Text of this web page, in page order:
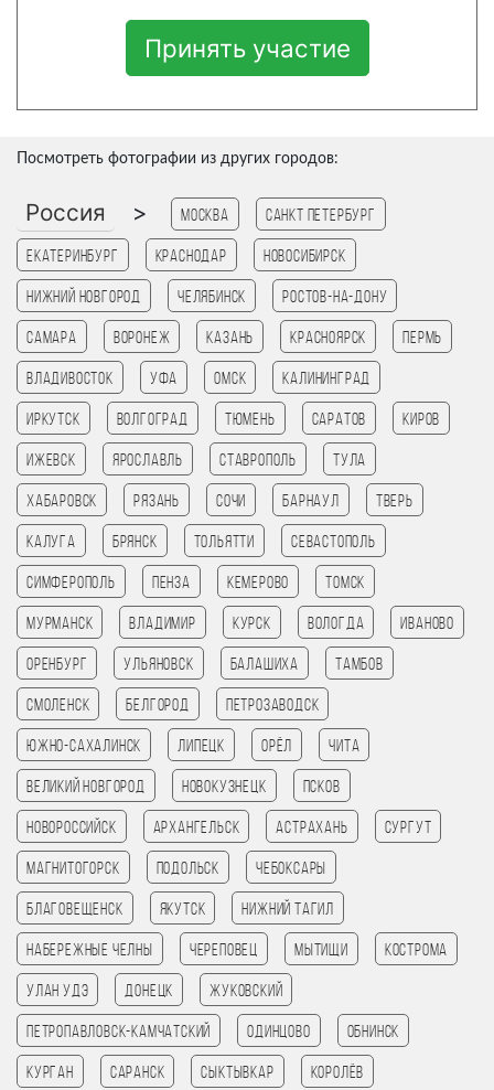
Принять участие
Посмотреть фотографии из других городов:
Россия > Москва Санкт Петербург
Екатеринбург Краснодар Новосибирск
Нижний Новгород Челябинск Ростов-на-Дону
Самара Воронеж Казань Красноярск Пермь
Владивосток Уфа Омск Калининград
Иркутск Волгоград Тюмень Саратов Киров
Ижевск Ярославль Ставрополь Тула
Хабаровск Рязань Сочи Барнаул Тверь
Калуга Брянск Тольятти Севастополь
Симферополь Пенза Кемерово Томск
Мурманск Владимир Курск Вологда Иваново
Оренбург Ульяновск Балашиха Тамбов
Смоленск Белгород Петрозаводск
Южно-Сахалинск Липецк Орёл Чита
Великий Новгород Новокузнецк Псков
Новороссийск Архангельск Астрахань Сургут
Магнитогорск Подольск Чебоксары
Благовещенск Якутск Нижний Тагил
Набережные Челны Череповец Мытищи Кострома
Улан Удэ Донецк Жуковский
Петропавловск-Камчатский Одинцово Обнинск
Курган Саранск Сыктывкар Королёв